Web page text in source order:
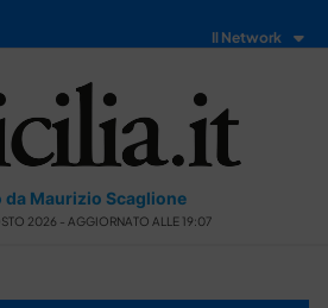
Il Network
da Maurizio Scaglione
2026 - AGGIORNATO ALLE 19:07